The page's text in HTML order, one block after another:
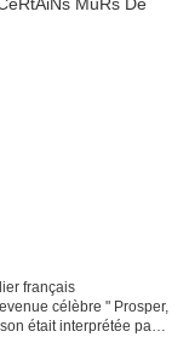
français
célèbre " Prosper,
était interprétée par